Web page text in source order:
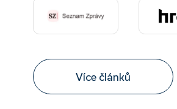
Více článků